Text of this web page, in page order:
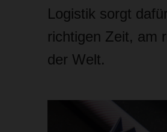
Logistik sorgt
richtigen Zeit, am
der Welt.